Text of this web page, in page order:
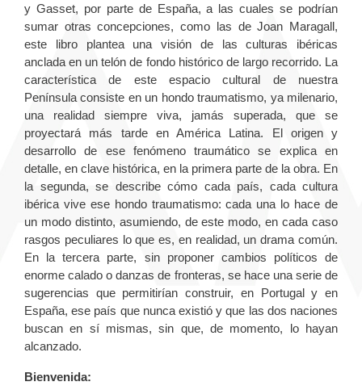
y Gasset, por parte de España, a las cuales se podrían
sumar otras concepciones, como las de Joan Maragall,
este libro plantea una visión de las culturas ibéricas
anclada en un telón de fondo histórico de largo recorrido. La
característica de este espacio cultural de nuestra
Península consiste en un hondo traumatismo, ya milenario,
una realidad siempre viva, jamás superada, que se
proyectará más tarde en América Latina. El origen y
desarrollo de ese fenómeno traumático se explica en
detalle, en clave histórica, en la primera parte de la obra. En
la segunda, se describe cómo cada país, cada cultura
ibérica vive ese hondo traumatismo: cada una lo hace de
un modo distinto, asumiendo, de este modo, en cada caso
rasgos peculiares lo que es, en realidad, un drama común.
En la tercera parte, sin proponer cambios políticos de
enorme calado o danzas de fronteras, se hace una serie de
sugerencias que permitirían construir, en Portugal y en
España, ese país que nunca existió y que las dos naciones
buscan en sí mismas, sin que, de momento, lo hayan
alcanzado.
Bienvenida: